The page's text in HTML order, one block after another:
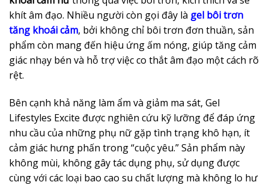
khít âm đạo. Nhiều người còn gọi đây là gel bôi trơn
tăng khoái cảm, bởi không chỉ bôi trơn đơn thuần, sản
phẩm còn mang đến hiệu ứng ấm nóng, giúp tăng cảm
giác nhạy bén và hỗ trợ việc co thắt âm đạo một cách rõ
rệt.
Bên cạnh khả năng làm ẩm và giảm ma sát, Gel
Lifestyles Excite được nghiên cứu kỹ lưỡng để đáp ứng
nhu cầu của những phụ nữ gặp tình trạng khô hạn, ít
cảm giác hưng phấn trong “cuộc yêu.” Sản phẩm này
không mùi, không gây tác dụng phụ, sử dụng được
cùng với các loại bao cao su chất lượng mà không lo hư